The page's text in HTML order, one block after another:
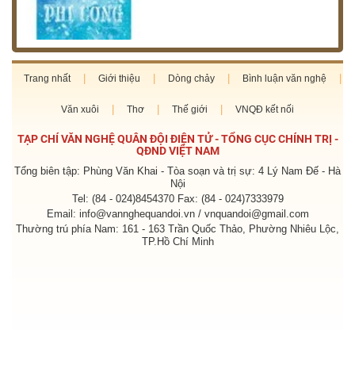
Trang nhất Giới thiệu Dòng chảy Bình luận văn nghệ
Văn xuôi Thơ Thế giới VNQĐ kết nối
TẠP CHÍ VĂN NGHỆ QUÂN ĐỘI ĐIỆN TỬ - TỔNG CỤC CHÍNH TRỊ -
QĐND VIỆT NAM
Tổng biên tập: Phùng Văn Khai - Tòa soạn và trị sự: 4 Lý Nam Đế - Hà
Nội
Tel: (84 - 024)8454370 Fax: (84 - 024)7333979
Email: info@vannghequandoi.vn / vnquandoi@gmail.com
Thường trú phía Nam: 161 - 163 Trần Quốc Thảo, Phường Nhiêu Lộc,
TP.Hồ Chí Minh